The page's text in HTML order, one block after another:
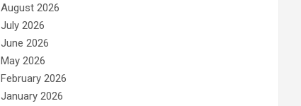
August 2026
July 2026
June 2026
May 2026
February 2026
January 2026